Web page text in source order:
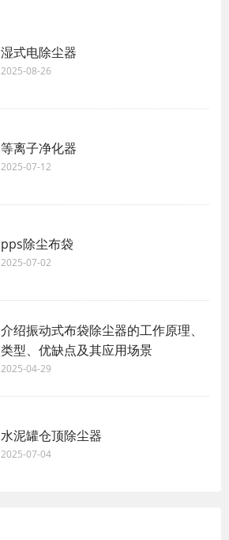
湿式电除尘器
2025-08-26
等离子净化器
2025-07-12
pps除尘布袋
2025-07-02
介绍振动式布袋除尘器的工作原理、
类型、优缺点及其应用场景
2025-04-29
水泥罐仓顶除尘器
2025-07-04